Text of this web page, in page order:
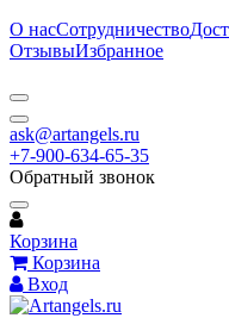
О насСотрудничество
ОтзывыИзбранное
ask@artangels.ru
+7-900-634-65-35
Обратный звонок
Корзина
Корзина
Вход